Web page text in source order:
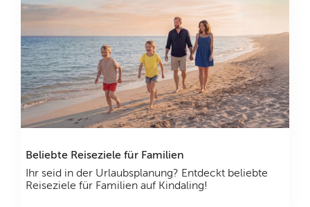
Beliebte Reiseziele für Familien
Ihr seid in der Urlaubsplanung? Entdeckt beliebte
Reiseziele für Familien auf Kindaling!